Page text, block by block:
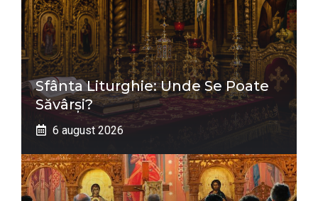
Sfânta Liturghie: Unde Se Poate
Săvârși?
6 august 2026